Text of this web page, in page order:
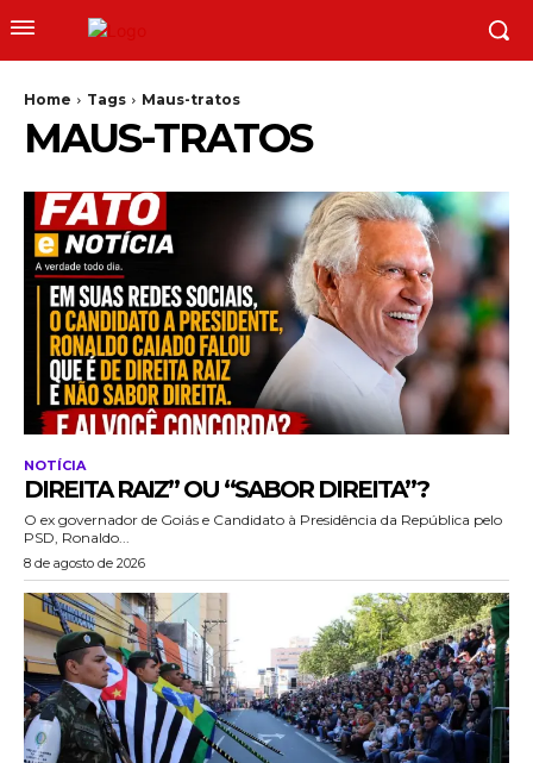
Home Tags Maus-tratos
MAUS-TRATOS
NOTÍCIA
DIREITA RAIZ” OU “SABOR DIREITA”?
O ex governador de Goiás e Candidato à Presidência da República pelo
PSD, Ronaldo...
8 de agosto de 2026